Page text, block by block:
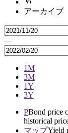
アーカイブ
—
1M
3M
1Y
3Y
PBond price
historical
マップYield